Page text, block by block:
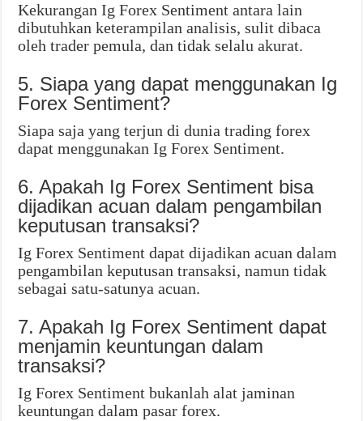
Kekurangan Ig Forex Sentiment antara lain
dibutuhkan keterampilan analisis, sulit dibaca
oleh trader pemula, dan tidak selalu akurat.
5. Siapa yang dapat menggunakan Ig
Forex Sentiment?
Siapa saja yang terjun di dunia trading forex
dapat menggunakan Ig Forex Sentiment.
6. Apakah Ig Forex Sentiment bisa
dijadikan acuan dalam pengambilan
keputusan transaksi?
Ig Forex Sentiment dapat dijadikan acuan dalam
pengambilan keputusan transaksi, namun tidak
sebagai satu-satunya acuan.
7. Apakah Ig Forex Sentiment dapat
menjamin keuntungan dalam
transaksi?
Ig Forex Sentiment bukanlah alat jaminan
keuntungan dalam pasar forex.